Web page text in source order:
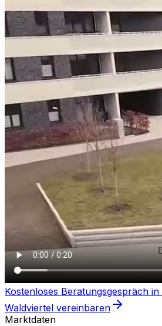
Kostenloses Beratungsgespräch in
Waldviertel vereinbaren
Marktdaten